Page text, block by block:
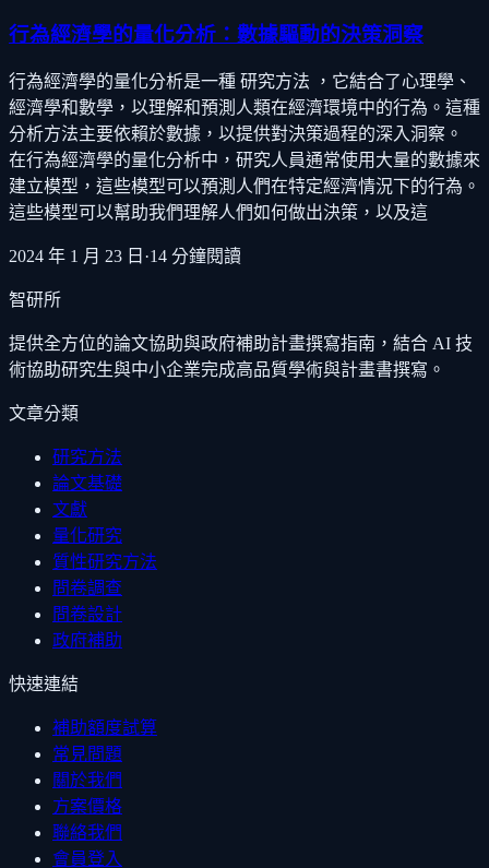
行為經濟學的量化分析：數據驅動的決策洞察
行為經濟學的量化分析是一種 研究方法 ，它結合了心理學、
經濟學和數學，以理解和預測人類在經濟環境中的行為。這種
分析方法主要依賴於數據，以提供對決策過程的深入洞察。
在行為經濟學的量化分析中，研究人員通常使用大量的數據來
建立模型，這些模型可以預測人們在特定經濟情況下的行為。
這些模型可以幫助我們理解人們如何做出決策，以及這
2024 年 1 月 23 日 ·14 分鐘閱讀
智研所
提供全方位的論文協助與政府補助計畫撰寫指南，結合 AI 技
術協助研究生與中小企業完成高品質學術與計畫書撰寫。
文章分類
研究方法
論文基礎
文獻
量化研究
質性研究方法
問卷調查
問卷設計
政府補助
快速連結
補助額度試算
常見問題
關於我們
方案價格
聯絡我們
會員登入